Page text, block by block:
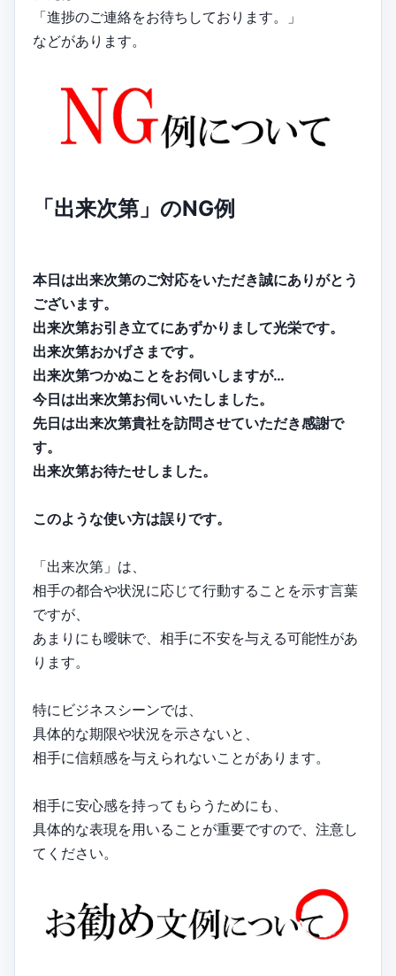
「進捗のご連絡をお待ちしております。」
などがあります。
「出来次第」のNG例
本日は出来次第のご対応をいただき誠にありがとう
ございます。
出来次第お引き立てにあずかりまして光栄です。
出来次第おかげさまです。
出来次第つかぬことをお伺いしますが…
今日は出来次第お伺いいたしました。
先日は出来次第貴社を訪問させていただき感謝で
す。
出来次第お待たせしました。
このような使い方は誤りです。
「出来次第」は、
相手の都合や状況に応じて行動することを示す言葉
ですが、
あまりにも曖昧で、相手に不安を与える可能性があ
ります。
特にビジネスシーンでは、
具体的な期限や状況を示さないと、
相手に信頼感を与えられないことがあります。
相手に安心感を持ってもらうためにも、
具体的な表現を用いることが重要ですので、注意し
てください。